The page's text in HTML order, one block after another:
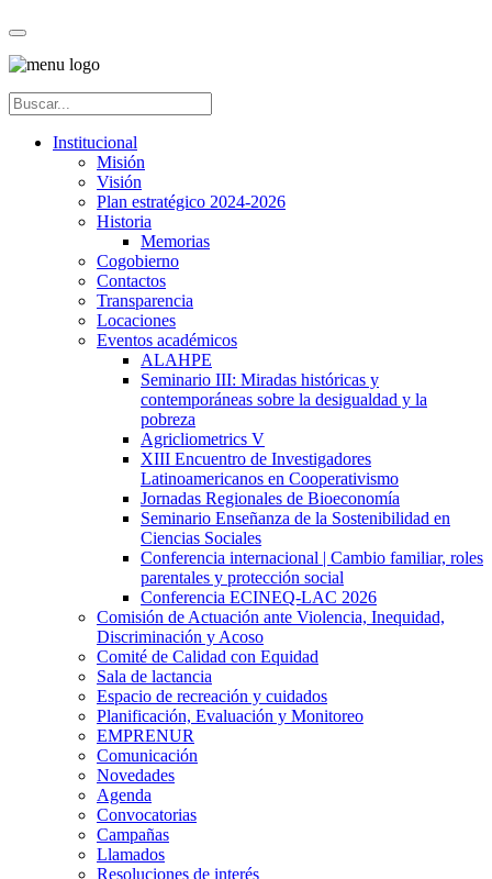
Institucional
Misión
Visión
Plan estratégico 2024-2026
Historia
Memorias
Cogobierno
Contactos
Transparencia
Locaciones
Eventos académicos
ALAHPE
Seminario III: Miradas históricas y
contemporáneas sobre la desigualdad y la
pobreza
Agricliometrics V
XIII Encuentro de Investigadores
Latinoamericanos en Cooperativismo
Jornadas Regionales de Bioeconomía
Seminario Enseñanza de la Sostenibilidad en
Ciencias Sociales
Conferencia internacional | Cambio familiar, roles
parentales y protección social
Conferencia ECINEQ-LAC 2026
Comisión de Actuación ante Violencia, Inequidad,
Discriminación y Acoso
Comité de Calidad con Equidad
Sala de lactancia
Espacio de recreación y cuidados
Planificación, Evaluación y Monitoreo
EMPRENUR
Comunicación
Novedades
Agenda
Convocatorias
Campañas
Llamados
Resoluciones de interés